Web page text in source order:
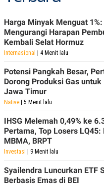
O
N
T
A
C
A
D
M
R
E
S
S
L
E
A
E
I
D
L
A
G
A
K
I
R
J
Harga Minyak Menguat
Mengurangi Harapan
Kembali Selat Hormuz
Internasional | 4 Menit lalu
Potensi Pangkah Besar,
Dorong Produksi Gas
Jawa Timur
Native | 5 Menit lalu
IHSG Melemah 0,49% ke
Pertama, Top Losers LQ45:
MBMA, BRPT
Investasi | 9 Menit lalu
Syailendra Luncurkan ETF
Berbasis Emas di BEI